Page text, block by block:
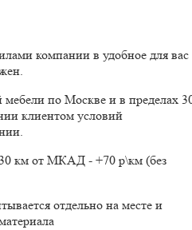
компании в удобное для вас
мебели по Москве и в пределах
клиентом условий
30 км от МКАД - +70 р\км (без
отдельно на месте и